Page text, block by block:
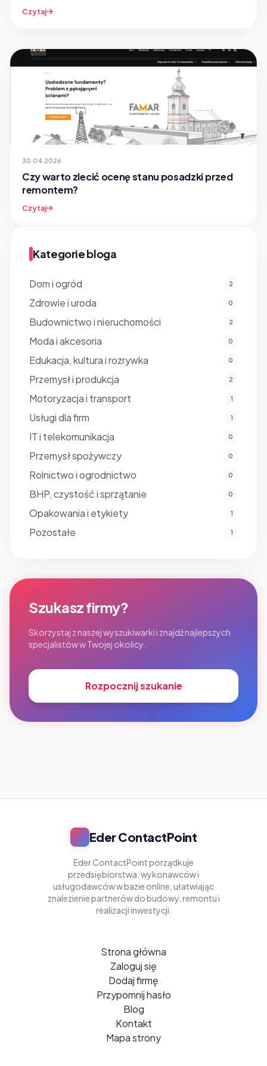
Czytaj
30.04.2026
Czy warto zlecić ocenę stanu posadzki przed
remontem?
Czytaj
Kategorie bloga
Dom i ogród 2
Zdrowie i uroda 0
Budownictwo i nieruchomości 2
Moda i akcesoria 0
Edukacja, kultura i rozrywka 0
Przemysł i produkcja 2
Motoryzacja i transport 1
Usługi dla firm 1
IT i telekomunikacja 0
Przemysł spożywczy 0
Rolnictwo i ogrodnictwo 0
BHP, czystość i sprzątanie 0
Opakowania i etykiety 1
Pozostałe 1
Szukasz firmy?
Skorzystaj z naszej wyszukiwarki i znajdź najlepszych
specjalistów w Twojej okolicy.
Rozpocznij szukanie
Eder ContactPoint
Eder ContactPoint porządkuje
przedsiębiorstwa, wykonawców i
usługodawców w bazie online, ułatwiając
znalezienie partnerów do budowy, remontu i
realizacji inwestycji.
Strona główna
Zaloguj się
Dodaj firmę
Przypomnij hasło
Blog
Kontakt
Mapa strony